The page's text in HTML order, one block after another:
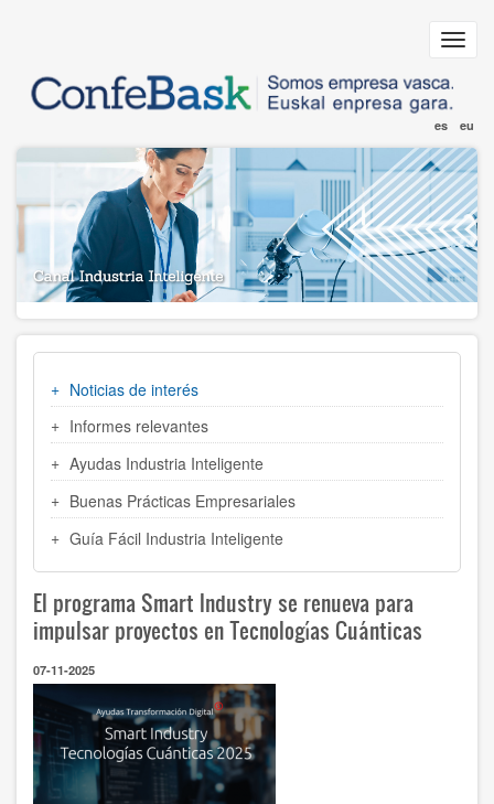
principal
es eu
INDUSTRIA
Noticias de interés
Informes relevantes
Ayudas Industria Inteligente
Buenas Prácticas Empresariales
Guía Fácil Industria Inteligente
El programa Smart Industry se renueva para
impulsar proyectos en Tecnologías Cuánticas
07-11-2025